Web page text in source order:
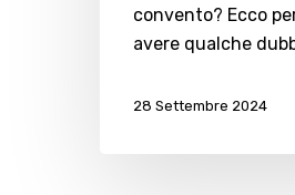
avere
qualche
convento? Ecco
avere qualche
28 Settembre 2024